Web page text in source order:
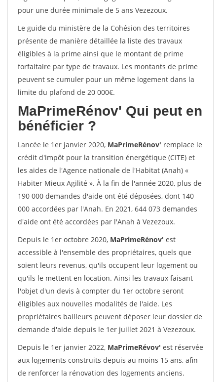
pour une durée minimale de 5 ans Vezezoux.
Le guide du ministère de la Cohésion des territoires
présente de manière détaillée la liste des travaux
éligibles à la prime ainsi que le montant de prime
forfaitaire par type de travaux. Les montants de prime
peuvent se cumuler pour un même logement dans la
limite du plafond de 20 000€.
MaPrimeRénov' Qui peut en
bénéficier ?
Lancée le 1er janvier 2020, MaPrimeRénov' remplace le
crédit d'impôt pour la transition énergétique (CITE) et
les aides de l'Agence nationale de l'Habitat (Anah) «
Habiter Mieux Agilité ». À la fin de l'année 2020, plus de
190 000 demandes d'aide ont été déposées, dont 140
000 accordées par l'Anah. En 2021, 644 073 demandes
d'aide ont été accordées par l'Anah à Vezezoux.
Depuis le 1er octobre 2020, MaPrimeRénov' est
accessible à l'ensemble des propriétaires, quels que
soient leurs revenus, qu'ils occupent leur logement ou
qu'ils le mettent en location. Ainsi les travaux faisant
l'objet d'un devis à compter du 1er octobre seront
éligibles aux nouvelles modalités de l'aide. Les
propriétaires bailleurs peuvent déposer leur dossier de
demande d'aide depuis le 1er juillet 2021 à Vezezoux.
Depuis le 1er janvier 2022, MaPrimeRévov' est réservée
aux logements construits depuis au moins 15 ans, afin
de renforcer la rénovation des logements anciens.